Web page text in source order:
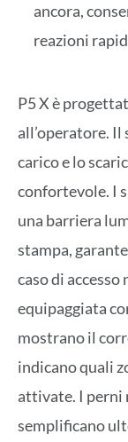
ancora,
reazioni
P5 X è
all’operatore.
carico e lo
confortevole. I
una barriera
stampa,
caso di accesso
equipaggiata
mostrano il
indicano quali
attivate. I perni
semplificano